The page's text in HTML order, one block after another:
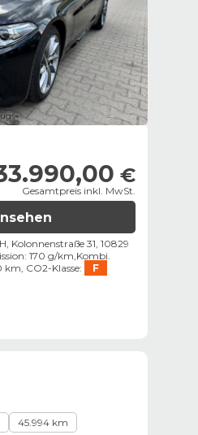
€
Gesamtpreis inkl. MwSt.
Kolonnenstraße 31, 10829
170 g/km,Kombi.
km, CO2-Klasse: F
45.994 km